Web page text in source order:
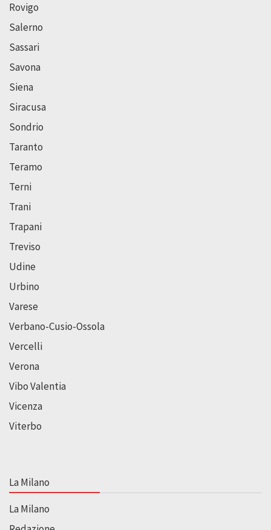
Rovigo
Salerno
Sassari
Savona
Siena
Siracusa
Sondrio
Taranto
Teramo
Terni
Trani
Trapani
Treviso
Udine
Urbino
Varese
Verbano-Cusio-Ossola
Vercelli
Verona
Vibo Valentia
Vicenza
Viterbo
La Milano
La Milano